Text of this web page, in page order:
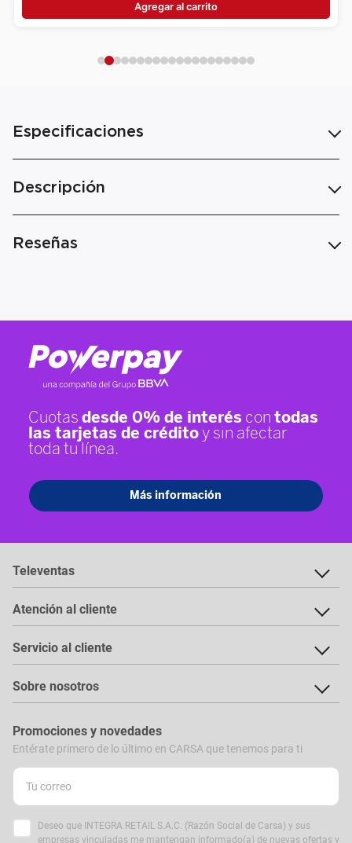
Agregar al carrito
Especificaciones
Descripción
Reseñas
Televentas
Atención al cliente
Servicio al cliente
Sobre nosotros
Promociones y novedades
Entérate primero de lo último en CARSA que tenemos para ti
Deseo que INTEGRA RETAIL S.A.C. (Razón Social de Carsa) y sus
empresas vinculadas me mantengan informado(a) de nuevas ofertas y